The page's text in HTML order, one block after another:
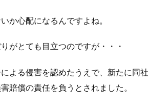
か心配になるんですよね。
がとても目立つのですが・・・
よる侵害を認めたうえで、新たに同
賠償の責任を負うとされました。